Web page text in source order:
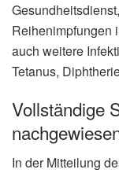
Reihenimpfungen
auch weitere
Tetanus,
Vollständige
In der Mitteilung